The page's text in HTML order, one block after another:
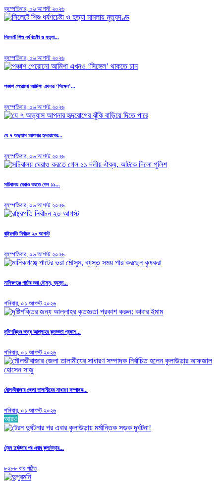
বৃহস্পতিবার, ০৬ আগস্ট ২০২৬
সিলেটে শিশু ধর্ষণচেষ্টা ও হত্যা...
বৃহস্পতিবার, ০৬ আগস্ট ২০২৬
পঞ্চাশ পেরোনো আমিশা এখনও ‘সিঙ্গেল’...
বৃহস্পতিবার, ০৬ আগস্ট ২০২৬
যে ৭ অভ্যাস আপনার হৃদরোগের...
বৃহস্পতিবার, ০৬ আগস্ট ২০২৬
সচিবালয় ঘেরাও করতে গেল ১১...
বৃহস্পতিবার, ০৬ আগস্ট ২০২৬
রাষ্ট্রপতি নির্বাচন ২০ আগস্ট
বৃহস্পতিবার, ০৬ আগস্ট ২০২৬
মানিকগঞ্জে পাটের ভরা মৌসুম, ব্যস্ত...
শনিবার, ০১ আগস্ট ২০২৬
দৃষ্টিশক্তির জন্য আল্লাহর কৃতজ্ঞতা প্রকাশ...
শনিবার, ০১ আগস্ট ২০২৬
মৌলভীবাজার জেলা তালামীযের সাধারণ সম্পাদক...
শনিবার, ০১ আগস্ট ২০২৬
আরও
ট্রেন দুর্ঘটনার পর এবার কুলাউড়ায়...
৮২৮৮ বার পঠিত